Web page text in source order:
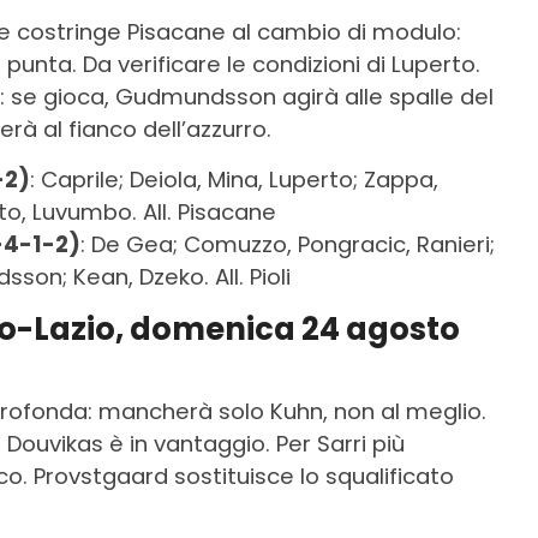
costringe Pisacane al cambio di modulo:
Da verificare le condizioni di Luperto.
se gioca, Gudmundsson agirà alle spalle del
al fianco dell’azzurro.
: Caprile; Deiola, Mina, Luperto; Zappa,
Luvumbo. All. Pisacane
4-1-2): De Gea; Comuzzo, Pongracic, Ranieri;
Kean, Dzeko. All. Pioli
Lazio, domenica 24 agosto
mancherà solo Kuhn, non al meglio.
è in vantaggio. Per Sarri più
Provstgaard sostituisce lo squalificato